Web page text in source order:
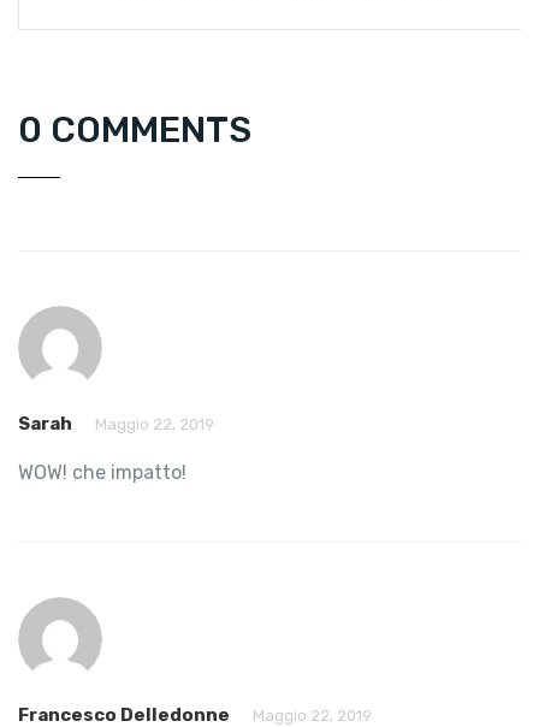
0 COMMENTS
Sarah Maggio 22, 2019
WOW! che impatto!
Francesco Delledonne Maggio 22, 2019